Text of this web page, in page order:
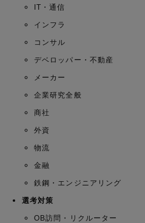
IT・通信
インフラ
コンサル
デベロッパー・不動産
メーカー
企業研究全般
商社
外資
物流
金融
鉄鋼・エンジニアリング
選考対策
OB訪問・リクルーター